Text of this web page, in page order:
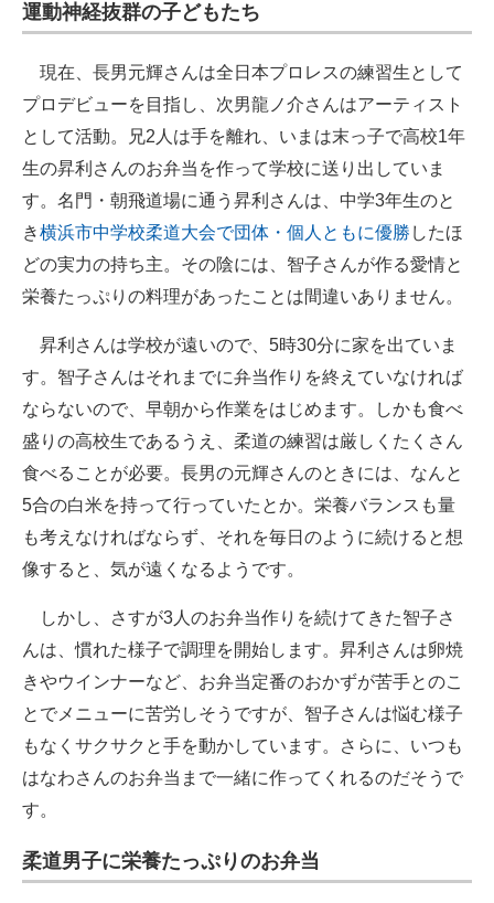
運動神経抜群の子どもたち
現在、長男元輝さんは全日本プロレスの練習生として
プロデビューを目指し、次男龍ノ介さんはアーティスト
として活動。兄2人は手を離れ、いまは末っ子で高校1年
生の昇利さんのお弁当を作って学校に送り出していま
す。名門・朝飛道場に通う昇利さんは、中学3年生のと
き横浜市中学校柔道大会で団体・個人ともに優勝 したほ
どの実力の持ち主。その陰には、智子さんが作る愛情と
栄養たっぷりの料理があったことは間違いありません。
昇利さんは学校が遠いので、5時30分に家を出ていま
す。智子さんはそれまでに弁当作りを終えていなければ
ならないので、早朝から作業をはじめます。しかも食べ
盛りの高校生であるうえ、柔道の練習は厳しくたくさん
食べることが必要。長男の元輝さんのときには、なんと
5合の白米を持って行っていたとか。栄養バランスも量
も考えなければならず、それを毎日のように続けると想
像すると、気が遠くなるようです。
しかし、さすが3人のお弁当作りを続けてきた智子さ
んは、慣れた様子で調理を開始します。昇利さんは卵焼
きやウインナーなど、お弁当定番のおかずが苦手とのこ
とでメニューに苦労しそうですが、智子さんは悩む様子
もなくサクサクと手を動かしています。さらに、いつも
はなわさんのお弁当まで一緒に作ってくれるのだそうで
す。
柔道男子に栄養たっぷりのお弁当